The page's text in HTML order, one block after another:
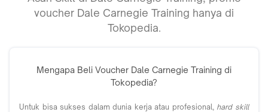
voucher Dale Carnegie Training hanya di
Tokopedia.
Mengapa Beli Voucher Dale Carnegie Training di
Tokopedia?
Untuk bisa sukses dalam dunia kerja atau profesional, hard skill